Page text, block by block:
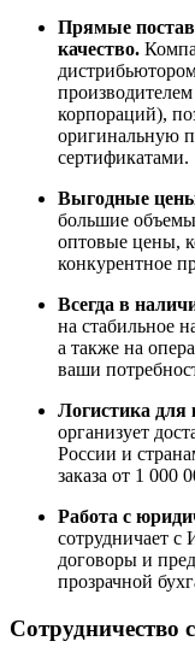
Прямые
качество.
корпораций),
оригинальную
сертификатами.
Выгодные
большие
оптовые цены,
конкурентное
Всегда в
на стабильное
а также на
ваши
Логистика для
организует
России и
заказа от 1 000
Работа с
сотрудничает
договоры и
прозрачной